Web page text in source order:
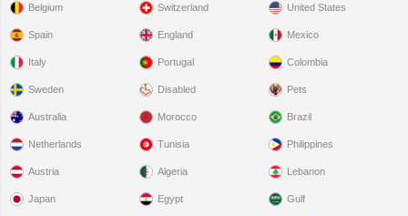
Belgium
Spain
Italy
Sweden
Switzerland
England
Portugal
Disabled
United States
Mexico
Colombia
Pets
Australia
Netherlands
Austria
Japan
Morocco
Tunisia
Algeria
Egypt
Brazil
Philippines
Lebanon
Gulf